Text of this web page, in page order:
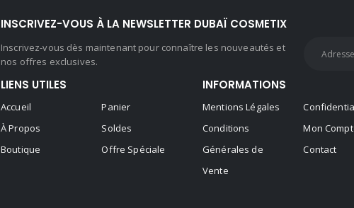
INSCRIVEZ-VOUS À LA NEWSLETTER DUBAÏ COSMETIX
Inscrivez-vous dès maintenant pour connaître les nouveautés et
nos offres exclusives.
LIENS UTILES
Accueil
À Propos
Boutique
Panier
Soldes
Offre Spéciale
INFORMATIONS
Mentions Légales
Conditions
Générales de
Vente
Mon
Contact